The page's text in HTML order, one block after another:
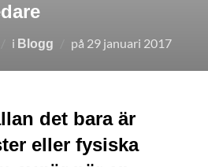
i Blogg på Publicerat
29 januari 2017
det bara är
eller fysiska